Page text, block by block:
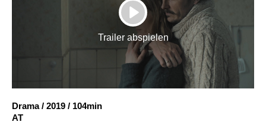
Gutscheine
& FilmpässePLAY
Trailer abspielen
Drama / 2019 / 104min
AT